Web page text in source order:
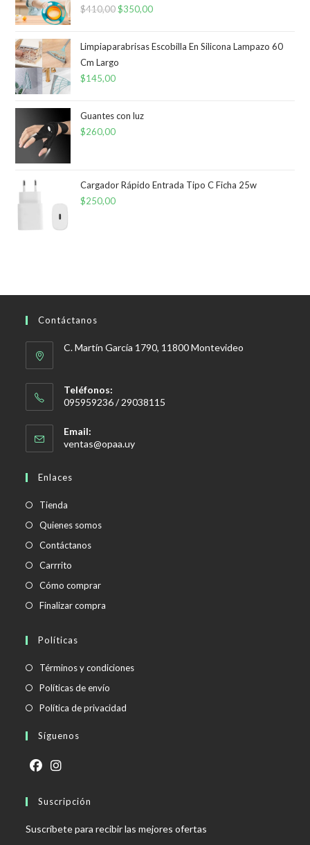
$410,00El
original
era:
$350,00El
actual
Limpiaparabrisas Escobilla En Silicona Lampazo 60
Cm Largo
$145,00
Guantes con luz
$260,00
Cargador Rápido Entrada Tipo C Ficha 25w
$250,00
Contáctanos
C. Martín García 1790, 11800 Montevideo
Teléfonos:
095959236 / 29038115
Email:
ventas@opaa.uySe
Enlaces
Tienda
Quienes somos
Contáctanos
Carrrito
Cómo comprar
Finalizar compra
Políticas
Términos y condicionesSe
Políticas de envío
abre
Política de privacidad
Síguenos
abre
una
abre
una
Suscripción
Suscríbete para recibir las mejores ofertas